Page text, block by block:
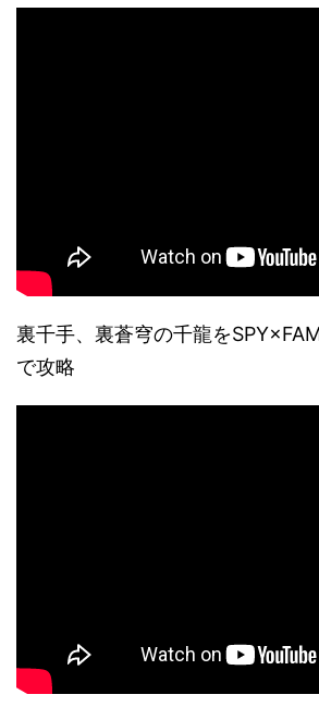
裏千手、裏蒼穹の千龍を
で攻略